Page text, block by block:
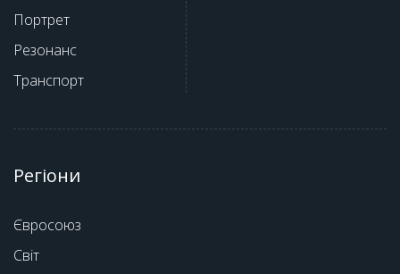
Портрет
Резонанс
Транспорт
Регіони
Євросоюз
Світ